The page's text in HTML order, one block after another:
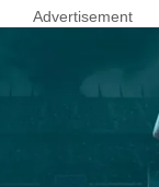
Advertisement